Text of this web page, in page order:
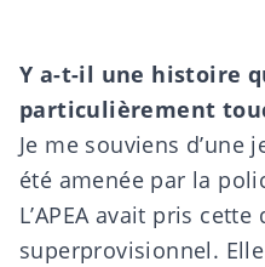
Y a-t-il une histoire
particulièrement
Je me souviens d’une
été amenée par la
L’APEA avait pris
superprovisionnel.